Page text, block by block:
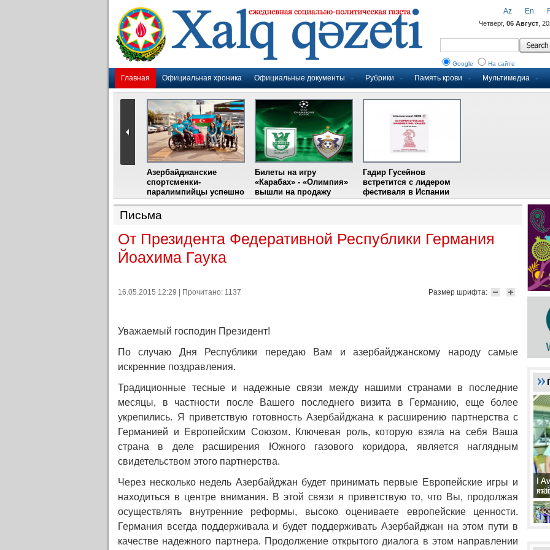
Главная Официальная хроника Официальные документы Рубрики Память крови Мультимедиа
Az En
Четверг, 06 Август ,
Google На сайте
Азербайджанские
спортсменки-
паралимпийцы успешно
выступили на III
Международном
фестивале парашютного
Билеты на игру
«Карабах» - «Олимпия»
вышли на продажу
Гадир Гусейнов
встретится с лидером
фестиваля в Испании
Письма
От Президента Федеративной Республики Германия
Йоахима Гаука
Размер шрифта:
16.05.2015 12:29 | Прочитано: 1137
Уважаемый господин Президент!
По случаю Дня Республики передаю Вам и азербайджанскому народу самые
искренние поздравления.
Традиционные тесные и надежные связи между нашими странами в последние
месяцы, в частности после Вашего последнего визита в Германию, еще более
укрепились. Я приветствую готовность Азербайджана к расширению партнерства с
Германией и Европейским Союзом. Ключевая роль, которую взяла на себя Ваша
страна в деле расширения Южного газового коридора, является наглядным
свидетельством этого партнерства.
Через несколько недель Азербайджан будет принимать первые Европейские игры и
находиться в центре внимания. В этой связи я приветствую то, что Вы, продолжая
осуществлять внутренние реформы, высоко оцениваете европейские ценности.
Германия всегда поддерживала и будет поддерживать Азербайджан на этом пути в
качестве надежного партнера. Продолжение открытого диалога в этом направлении
II